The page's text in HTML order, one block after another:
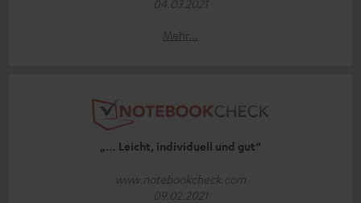
04.03.2021
Mehr...
„… Leicht, individuell und gut“
www.notebookcheck.com
09.02.2021